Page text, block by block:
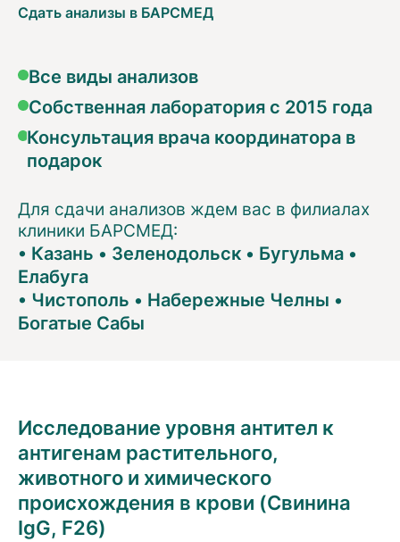
Сдать анализы в БАРСМЕД
Все виды анализов
Собственная лаборатория с 2015 года
Консультация врача координатора в
подарок
Для сдачи анализов ждем вас в филиалах
клиники БАРСМЕД:
• Казань • Зеленодольск • Бугульма •
Елабуга
• Чистополь • Набережные Челны •
Богатые Сабы
Исследование уровня антител к
антигенам растительного,
животного и химического
происхождения в крови (Свинина
IgG, F26)